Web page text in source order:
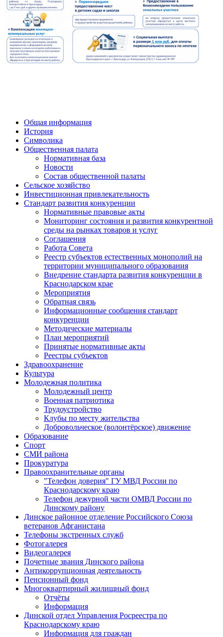
Общая информация
История
Символика
Общественная палата
Нормативная база
Новости
Состав общественной палаты
Сельское хозяйство
Инвестиционная привлекательность
Стандарт развития конкуренции
Нормативные правовые акты
Мониторинг состояния и развития конкурентной
среды на рынках товаров и услуг
Соглашения
Работа Совета
Реестр субъектов естественных монополий на
территории муниципального образования
Внедрение стандарта развития конкуренции в
Краснодарском крае
Мероприятия
Обратная связь
Информационные сообщения стандарт
конкуренции
Методические материалы
План мероприятий
Принятые нормативные акты
Реестры субъектов
Здравоохранение
Культура
Молодежная политика
Молодежный центр
Военная патриотика
Трудоустройство
Клубы по месту жительства
Добровольческое (волонтёрское) движение
Образование
Спорт
СМИ района
Прокуратура
Правоохранительные органы
"Телефон доверия" ГУ МВД России по
Краснодарскому краю
Телефон дежурной части ОМВД России по
Динскому району
Динское районное отделение Российского Союза
ветеранов Афганистана
Телефоны экстренных служб
Фотогалерея
Видеогалерея
Почетные звания Динского района
Антикоррупционная деятельность
Пенсионный фонд
Многоквартирный жилищный фонд
Отчёты
Информация
Динской отдел Управления Росреестра по
Краснодарскому краю
Информация для граждан